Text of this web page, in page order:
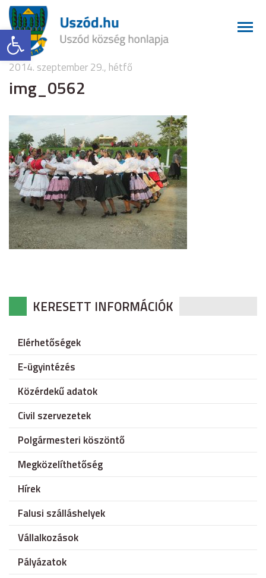
Eszköztár megnyitása
2014. szeptember 29., hétfő
img_0562
KERESETT INFORMÁCIÓK
Elérhetőségek
E-ügyintézés
Közérdekű adatok
Civil szervezetek
Polgármesteri köszöntő
Megközelíthetőség
Hírek
Falusi szálláshelyek
Vállalkozások
Pályázatok